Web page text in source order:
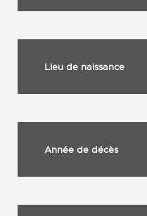
Lieu de naissance
Année de décès